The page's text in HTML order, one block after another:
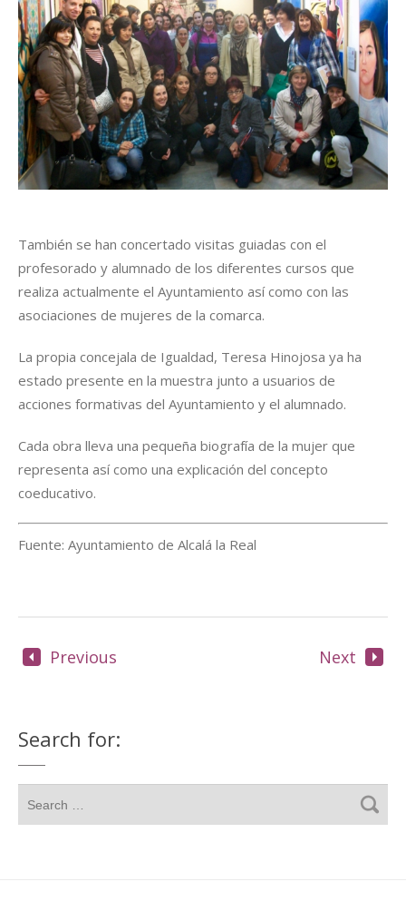
También se han concertado visitas guiadas con el
profesorado y alumnado de los diferentes cursos que
realiza actualmente el Ayuntamiento así como con las
asociaciones de mujeres de la comarca.
La propia concejala de Igualdad, Teresa Hinojosa ya ha
estado presente en la muestra junto a usuarios de
acciones formativas del Ayuntamiento y el alumnado.
Cada obra lleva una pequeña biografía de la mujer que
representa así como una explicación del concepto
coeducativo.
Fuente: Ayuntamiento de Alcalá la Real
Previous Next
Search for: